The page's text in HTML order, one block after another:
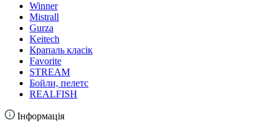
Winner
Mistrall
Gurza
Keitech
Крапаль класік
Favorite
STREAM
Бойли, пелетс
REALFISH
Інформація